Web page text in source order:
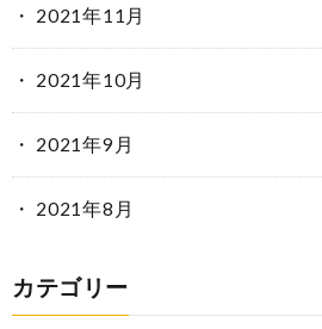
2021年11月
2021年10月
2021年9月
2021年8月
カテゴリー